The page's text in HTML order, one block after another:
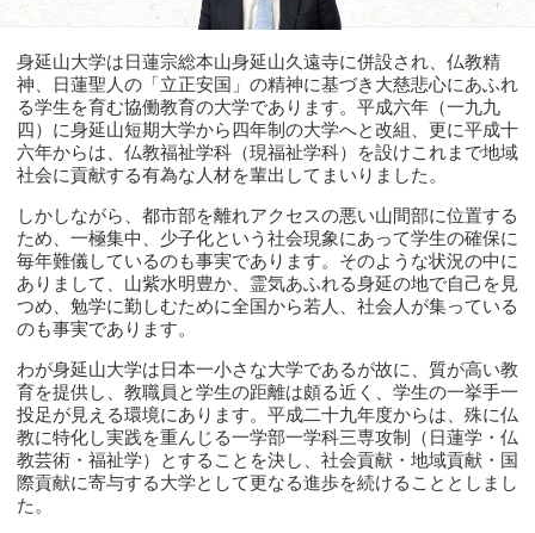
身延山大学は日蓮宗総本山身延山久遠寺に併設され、仏教精
神、日蓮聖人の「立正安国」の精神に基づき大慈悲心にあふれ
る学生を育む協働教育の大学であります。平成六年（一九九
四）に身延山短期大学から四年制の大学へと改組、更に平成十
六年からは、仏教福祉学科（現福祉学科）を設けこれまで地域
社会に貢献する有為な人材を輩出してまいりました。
しかしながら、都市部を離れアクセスの悪い山間部に位置する
ため、一極集中、少子化という社会現象にあって学生の確保に
毎年難儀しているのも事実であります。そのような状況の中に
ありまして、山紫水明豊か、霊気あふれる身延の地で自己を見
つめ、勉学に勤しむために全国から若人、社会人が集っている
のも事実であります。
わが身延山大学は日本一小さな大学であるが故に、質が高い教
育を提供し、教職員と学生の距離は頗る近く、学生の一挙手一
投足が見える環境にあります。平成二十九年度からは、殊に仏
教に特化し実践を重んじる一学部一学科三専攻制（日蓮学・仏
教芸術・福祉学）とすることを決し、社会貢献・地域貢献・国
際貢献に寄与する大学として更なる進歩を続けることとしまし
た。